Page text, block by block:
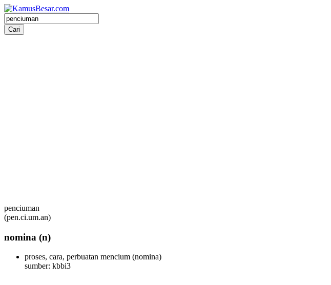
penciuman
(pen.ci.um.an)
nomina (n)
proses, cara, perbuatan mencium (nomina)
sumber: kbbi3